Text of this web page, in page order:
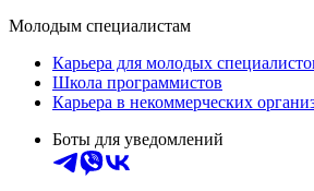
Молодым специалистам
Карьера для молодых
Школа программистов
Карьера в некоммерческих
Боты для уведомлений